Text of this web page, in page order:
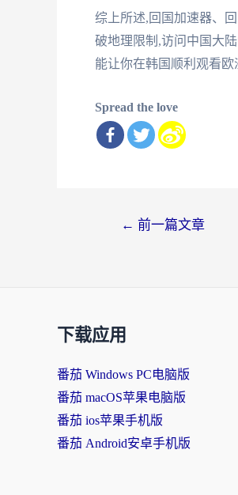
综上所述,回国加速器、
破地理限制,访问中国大
能让你在韩国顺利观看欧
Spread the love
← 前一篇文章
下载应用
番茄 Windows PC电脑版
番茄 macOS苹果电脑版
番茄 ios苹果手机版
番茄 Android安卓手机版